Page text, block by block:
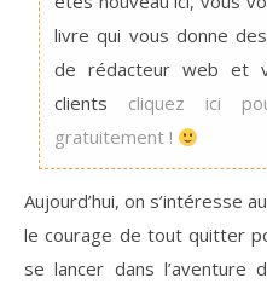
livre qui vous donne
de rédacteur web et
clients cliquez ici
gratuitement !
Aujourd’hui, on s’intéresse
le courage de tout quitter
se lancer dans l’aventure